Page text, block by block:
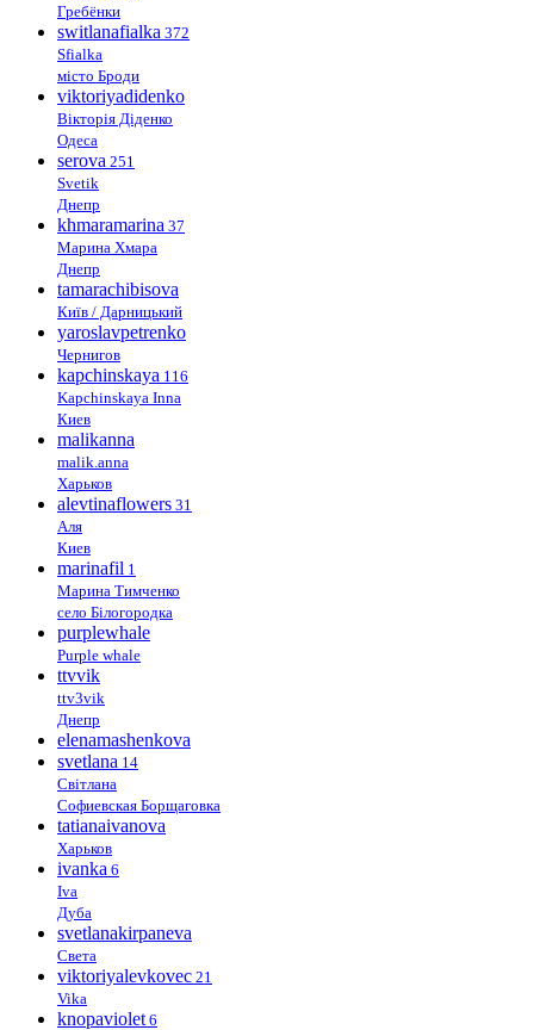
Гребёнки
switlanafialka 372
Sfialka
місто Броди
viktoriyadidenko
Вікторія Діденко
Одеса
serova 251
Svetik
Днепр
khmaramarina 37
Марина Хмара
Днепр
tamarachibisova
Київ / Дарницький
yaroslavpetrenko
Чернигов
kapchinskaya 116
Kapchinskaya Inna
Киев
malikanna
malik.anna
Харьков
alevtinaflowers 31
Аля
Киев
marinafil 1
Марина Тимченко
село Білогородка
purplewhale
Purple whale
ttvvik
ttv3vik
Днепр
elenamashenkova
svetlana 14
Світлана
Софиевская Борщаговка
tatianaivanova
Харьков
ivanka 6
Iva
Дуба
svetlanakirpaneva
Света
viktoriyalevkovec 21
Vika
knopaviolet 6